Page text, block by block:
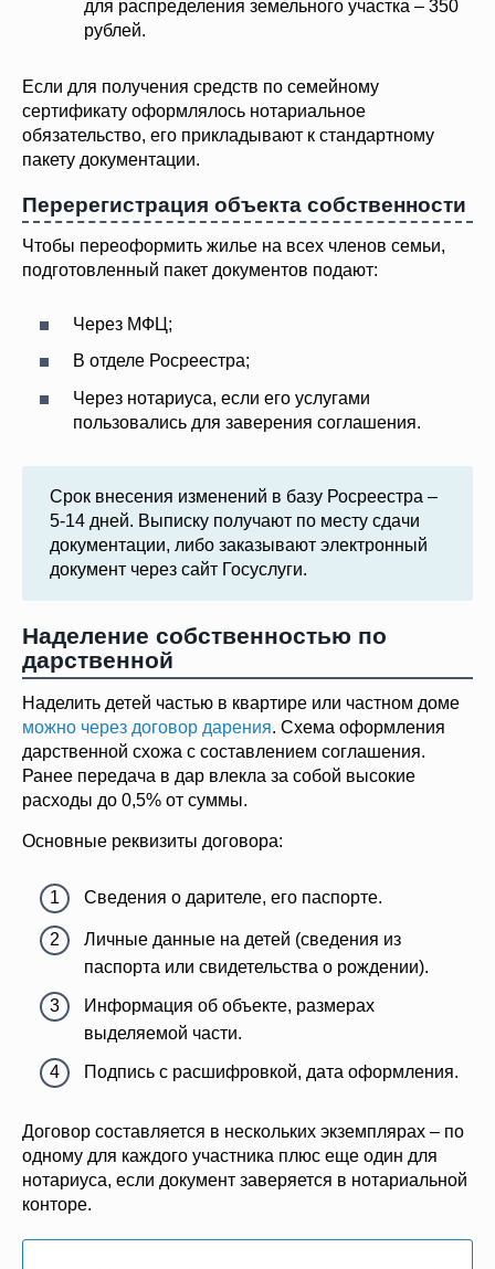
для распределения земельного участка – 350
рублей.
Если для получения средств по семейному
сертификату оформлялось нотариальное
обязательство, его прикладывают к стандартному
пакету документации.
Перерегистрация объекта собственности
Чтобы переоформить жилье на всех членов семьи,
подготовленный пакет документов подают:
Через МФЦ;
В отделе Росреестра;
Через нотариуса, если его услугами
пользовались для заверения соглашения.
Срок внесения изменений в базу Росреестра –
5-14 дней. Выписку получают по месту сдачи
документации, либо заказывают электронный
документ через сайт Госуслуги.
Наделение собственностью по
дарственной
Наделить детей частью в квартире или частном доме
можно через договор дарения. Схема оформления
дарственной схожа с составлением соглашения.
Ранее передача в дар влекла за собой высокие
расходы до 0,5% от суммы.
Основные реквизиты договора:
Сведения о дарителе, его паспорте.
Личные данные на детей (сведения из
паспорта или свидетельства о рождении).
Информация об объекте, размерах
выделяемой части.
Подпись с расшифровкой, дата оформления.
Договор составляется в нескольких экземплярах – по
одному для каждого участника плюс еще один для
нотариуса, если документ заверяется в нотариальной
конторе.